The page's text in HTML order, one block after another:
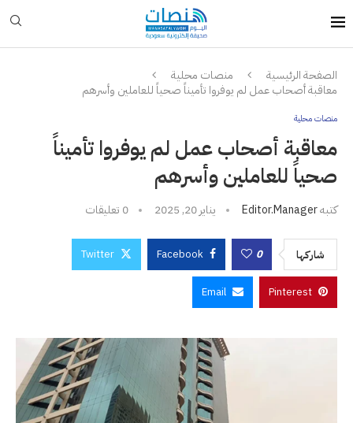
الصفحة الرئيسية
منصات محلية
معاقبة أصحاب عمل لم يوفروا تأميناً صحياً للعاملين وأسرهم
منصات محلية
معاقبة أصحاب عمل لم يوفروا تأميناً
صحياً للعاملين وأسرهم
كتبهEditor.manager يناير 20, 2025 0 تعليقات
شاركها 0
Facebook
Twitter
Pinterest
Email